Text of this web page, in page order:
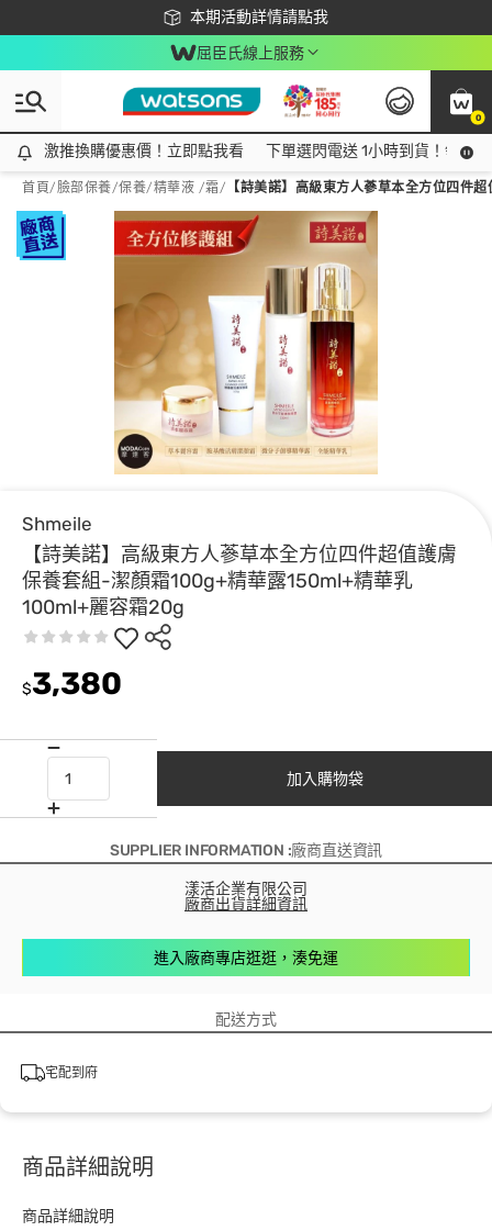
本期活動詳情請點我
下載app最高回饋$350
屈臣氏線上服務
0
激推換購優惠價！立即點我看
激推換購優惠價！立即點我看 下單選閃電送 1小時到貨！領神
首頁/臉部保養/保養/精華液 /霜/ 【詩美諾】高級東方人蔘草本全方位四
Shmeile
【詩美諾】高級東方人蔘草本全方位四件超值護膚
保養套組-潔顏霜100g+精華露150ml+精華乳
100ml+麗容霜20g
$3,380
加入購物袋
SUPPLIER INFORMATION :廠商直送資訊
漾活企業有限公司
廠商出貨詳細資訊
進入廠商專店逛逛，湊免運
配送方式
宅配到府
商品詳細說明
商品詳細說明